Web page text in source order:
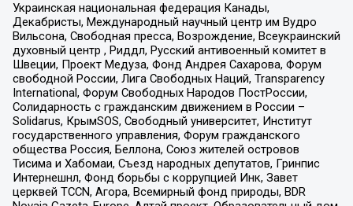
Украинская национальная федерация Канады,
Декабристы, Международный научный центр им Вудро
Вильсона, Свободная пресса, Возрождение, Всеукраинский
духовный центр , Риддл, Русский антивоенный комитет в
Швеции, Проект Медуза, Фонд Андрея Сахарова, Форум
свободной России, Лига Свободных Наций, Transparеncy
International, Форум Свободных Народов ПостРоссии,
Солидарность с гражданским движением в России –
Solidarus, КрымSOS, Свободный университет, Институт
государственного управления, Форум гражданского
общества Россия, Беллона, Союз жителей островов
Тисима и Хабомаи, Съезд народных депутатов, Гринпис
Интернешнл, Фонд борьбы с коррупцией Инк, Завет
церквей TCCN, Агора, Всемирный фонд природы, BDR